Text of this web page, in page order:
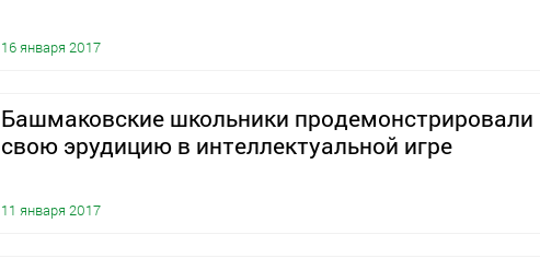
16 января 2017
Башмаковские школьники продемонстрировали
свою эрудицию в интеллектуальной игре
11 января 2017